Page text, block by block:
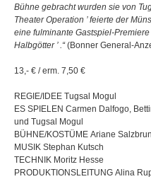
Bühne gebracht wurden sie von
Theater Operation ’ feierte der
eine fulminante Gastspiel-
Halbgötter ’ .“(Bonner General-
13,- € / erm. 7,50 €
REGIE/IDEE Tugsal Mogul
ES SPIELEN Carmen Dalfogo,
und Tugsal Mogul
BÜHNE/KOSTÜME Ariane
MUSIK Stephan Kutsch
TECHNIK Moritz Hesse
PRODUKTIONSLEITUNG Alina